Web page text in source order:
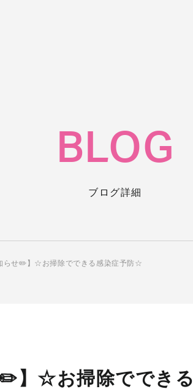
BLOG
ブログ詳細
らせ✏️】☆お掃除でできる感染症予防☆
✏️】☆お掃除でできる